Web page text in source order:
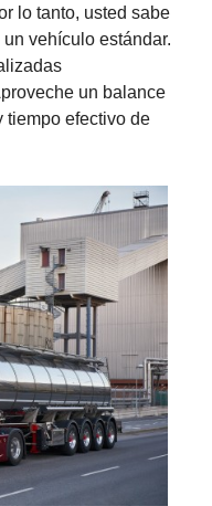
lo tanto, usted sabe
vehículo estándar.
un balance
tiempo efectivo de